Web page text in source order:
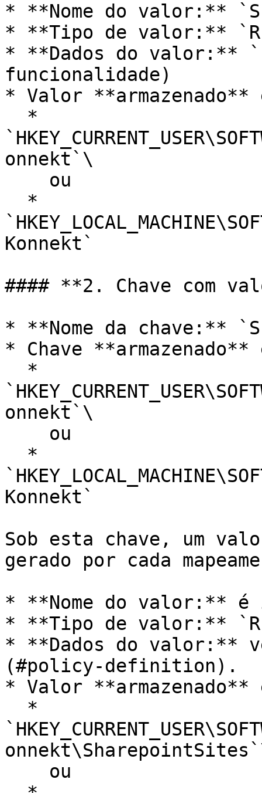
* **Nome do valor:**
* **Tipo de valor:**
* **Dados do valor:**
funcionalidade)
* Valor **armazenado**
onnekt`\
Konnekt`
#### **2. Chave com
* **Nome da chave:**
* Chave **armazenado**
onnekt`\
Konnekt`
Sob esta chave, um
gerado por cada
* **Nome do valor:** é
* **Tipo de valor:**
* **Dados do valor:**
(#policy-definition).
* Valor **armazenado**